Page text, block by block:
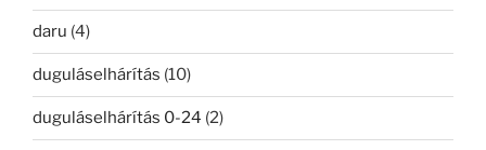
daru (4)
duguláselhárítás (10)
duguláselhárítás 0-24 (2)